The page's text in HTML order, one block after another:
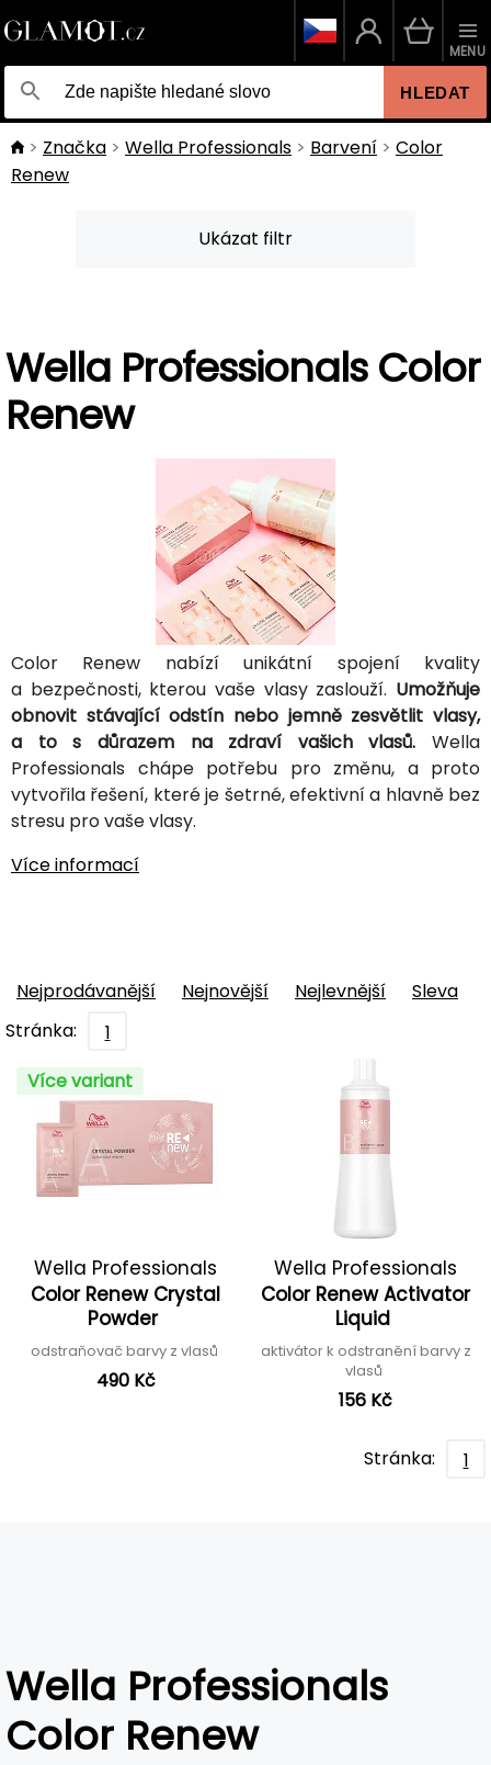
HLEDAT
MENU
Značka Wella Professionals Barvení
Color
Renew
Ukázat filtr
Wella Professionals Color
Renew
Color Renew nabízí unikátní spojení kvality
a bezpečnosti, kterou vaše vlasy zaslouží. Umožňuje
obnovit stávající odstín nebo jemně zesvětlit vlasy,
a to s důrazem na zdraví vašich vlasů. Wella
Professionals chápe potřebu pro změnu, a proto
vytvořila řešení, které je šetrné, efektivní a hlavně bez
stresu pro vaše vlasy.
Více informací
Nejprodávanější Nejnovější Nejlevnější
Sleva
Stránka:
1
Více variant
Wella Professionals
Color Renew Crystal
Powder
odstraňovač barvy z vlasů
490 Kč
Wella Professionals
Color Renew Activator
Liquid
aktivátor k odstranění barvy z
vlasů
156 Kč
Stránka: 1
Wella Professionals
Color Renew